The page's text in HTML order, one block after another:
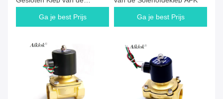
Waterdatatransportbesturing
Ga je best Prijs
Ga je best Prijs